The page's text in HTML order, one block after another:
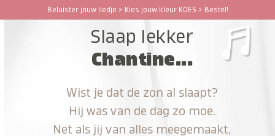
Beluister jouw liedje > Kies jouw kleur KOES > Bestel!
Open
Close
Slaap lekker
Chantine...
Wist je dat de zon al slaapt?
Hij was van de dag zo moe.
Net als jij van alles meegemaakt,